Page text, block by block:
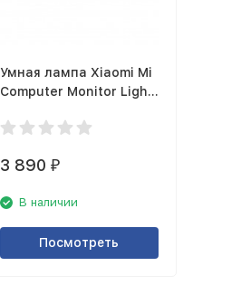
Умная лампа Xiaomi Mi
Computer Monitor Light
3 890 ₽
В наличии
Посмотреть